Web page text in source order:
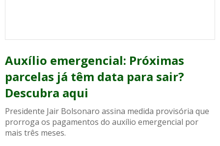
Auxílio emergencial: Próximas
parcelas já têm data para sair?
Descubra aqui
Presidente Jair Bolsonaro assina medida provisória que
prorroga os pagamentos do auxílio emergencial por
mais três meses.